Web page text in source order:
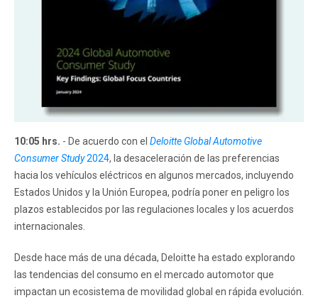
10:05 hrs. - De acuerdo con el Deloitte Global Automotive
Consumer Study2024, la desaceleración de las preferencias
hacia los vehículos eléctricos en algunos mercados, incluyendo
Estados Unidos y la Unión Europea, podría poner en peligro los
plazos establecidos por las regulaciones locales y los acuerdos
internacionales.
Desde hace más de una década, Deloitte ha estado explorando
las tendencias del consumo en el mercado automotor que
impactan un ecosistema de movilidad global en rápida evolución.